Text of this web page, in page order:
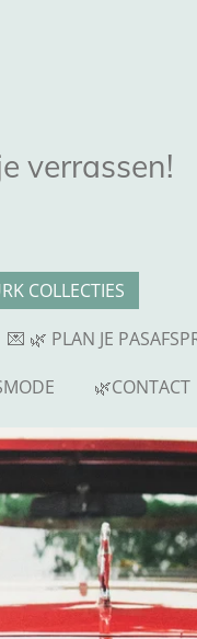
verrassen!
COLLECTIES
💌 🌿 PLAN JE
🌿CONTACT